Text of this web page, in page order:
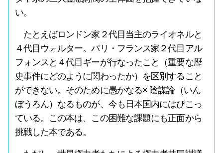
い。
たとえばロンドン家２代目当主のライオネルと
４代目ウォルター。パリ・フランス家２代目アル
フォンスと４代目ギーが行なったこと（重要な歴
史事件にどのように関わったか）を区別すること
ができない。そのために愚かなる× 陰謀論（いん
ぼうろん）なるものが、今も日本国内にはびこっ
ている。この本は、この困難な課題にも正面から
挑戦した本である。